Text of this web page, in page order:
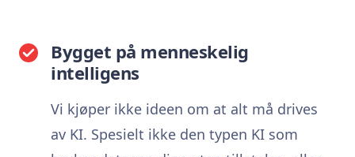
Bygget på menneskelig
intelligens
Vi kjøper ikke ideen om at alt må drives
av KI. Spesielt ikke den typen KI som